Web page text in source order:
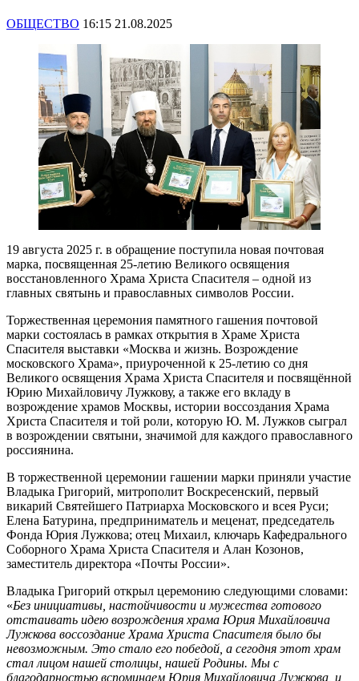
ОБЩЕСТВО 16:15 21.08.2025
19 августа 2025 г. в обращение поступила новая почтовая
марка, посвященная 25-летию Великого освящения
восстановленного Храма Христа Спасителя – одной из
главных святынь и православных символов России.
Торжественная церемония памятного гашения почтовой
марки состоялась в рамках открытия в Храме Христа
Спасителя выставки «Москва и жизнь. Возрождение
московского Храма», приуроченной к 25-летию со дня
Великого освящения Храма Христа Спасителя и посвящённой
Юрию Михайловичу Лужкову, а также его вкладу в
возрождение храмов Москвы, истории воссоздания Храма
Христа Спасителя и той роли, которую Ю. М. Лужков сыграл
в возрождении святыни, значимой для каждого православного
россиянина.
В торжественной церемонии гашении марки приняли участие
Владыка Григорий, митрополит Воскресенский, первый
викарий Святейшего Патриарха Московского и всея Руси;
Елена Батурина, предприниматель и меценат, председатель
Фонда Юрия Лужкова; отец Михаил, ключарь Кафедрального
Соборного Храма Христа Спасителя и Алан Козонов,
заместитель директора «Почты России».
Владыка Григорий открыл церемонию следующими словами:
«Без инициативы, настойчивости и мужества готового
отстаивать идею возрождения храма Юрия Михайловича
Лужкова воссоздание Храма Христа Спасителя было бы
невозможным. Это стало его победой, а сегодня этот храм
стал лицом нашей столицы, нашей Родины. Мы с
благодарностью вспоминаем Юрия Михайловича Лужкова, и